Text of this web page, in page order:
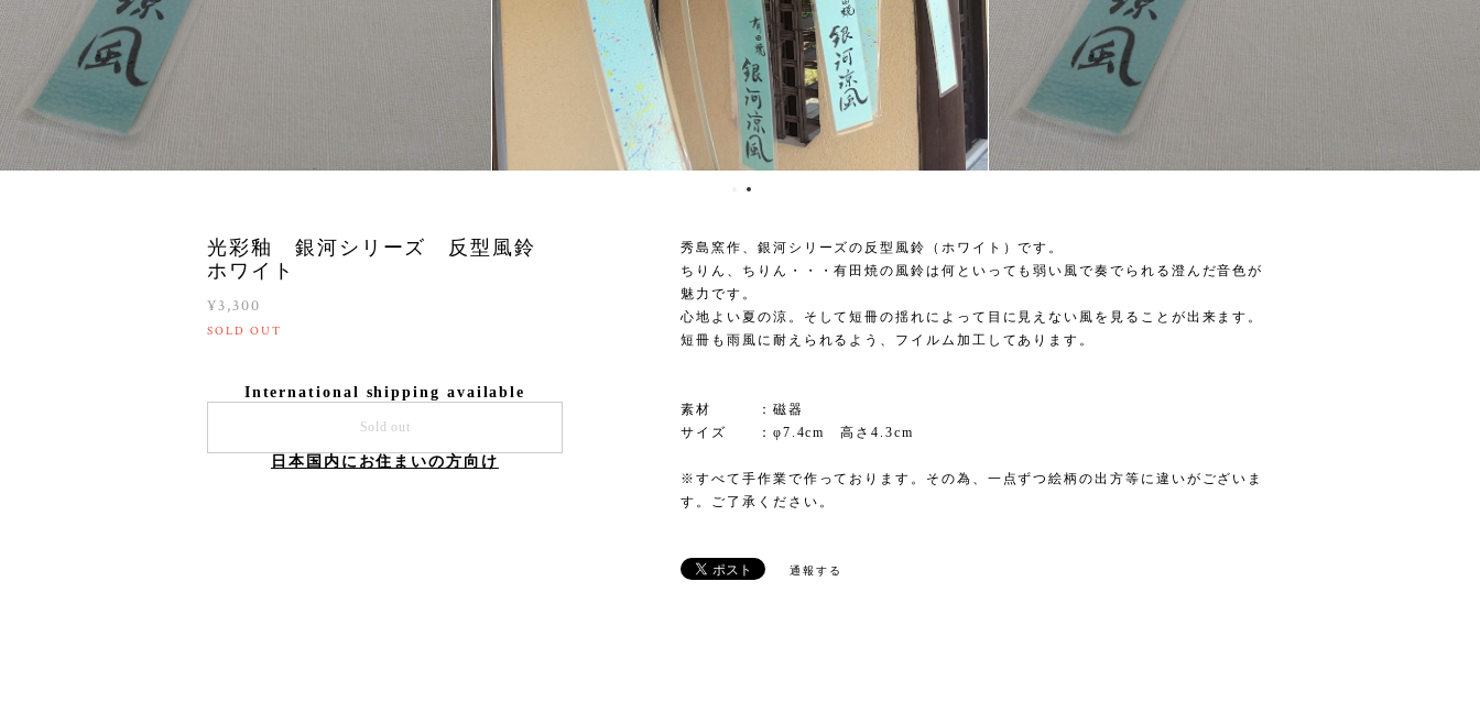
光彩釉 銀河シリーズ 反型風鈴
ホワイト
¥3,300
SOLD OUT
International shipping available
Sold out
日本国内にお住まいの方向け
秀島窯作、銀河シリーズの反型風鈴（ホワイト）です。
ちりん、ちりん・・・有田焼の風鈴は何といっても弱い風で奏でられる澄んだ音色が
魅力です。
心地よい夏の涼。そして短冊の揺れによって目に見えない風を見ることが出来ます。
短冊も雨風に耐えられるよう、フイルム加工してあります。
素材 ：磁器
サイズ ：φ7.4cm 高さ4.3cm
※すべて手作業で作っております。その為、一点ずつ絵柄の出方等に違いがございま
す。ご了承ください。
通報する